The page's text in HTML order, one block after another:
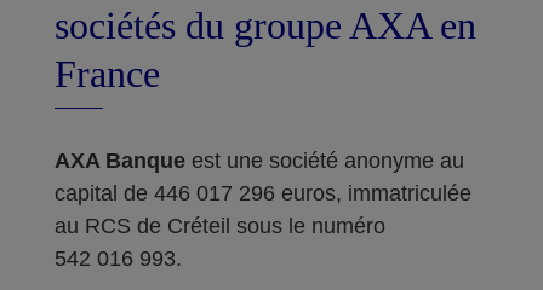
sociétés du groupe AXA en
France
AXA Banque est une société anonyme au
capital de 446 017 296 euros, immatriculée
au RCS de Créteil sous le numéro
542 016 993.